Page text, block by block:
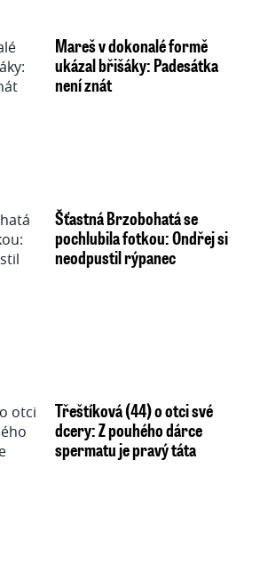
Mareš v dokonalé formě
ukázal břišáky: Padesátka
není znát
Šťastná Brzobohatá se
pochlubila fotkou: Ondřej si
neodpustil rýpanec
Třeštíková (44) o otci své
dcery: Z pouhého dárce
spermatu je pravý táta